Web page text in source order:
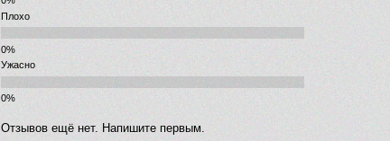
Плохо
Ужасно
Отзывов ещё нет. Напишите первым.